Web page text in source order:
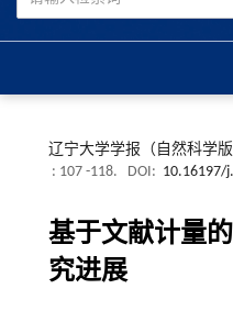
辽宁大学学报（自然科学版
: 107 -118.
DOI: 10.16197/
基于文献计量
究进展